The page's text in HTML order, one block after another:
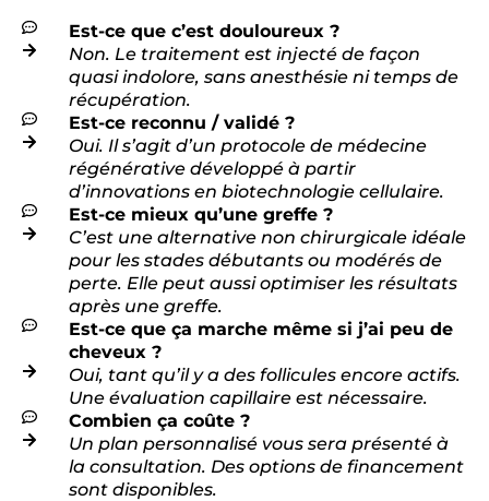
Est-ce que c’est douloureux ?
Non. Le traitement est injecté de façon
quasi indolore, sans anesthésie ni temps de
récupération.
Est-ce reconnu / validé ?
Oui. Il s’agit d’un protocole de médecine
régénérative développé à partir
d’innovations en biotechnologie cellulaire.
Est-ce mieux qu’une greffe ?
C’est une alternative non chirurgicale idéale
pour les stades débutants ou modérés de
perte. Elle peut aussi optimiser les résultats
après une greffe.
Est-ce que ça marche même si j’ai peu de
cheveux ?
Oui, tant qu’il y a des follicules encore actifs.
Une évaluation capillaire est nécessaire.
Combien ça coûte ?
Un plan personnalisé vous sera présenté à
la consultation. Des options de financement
sont disponibles.